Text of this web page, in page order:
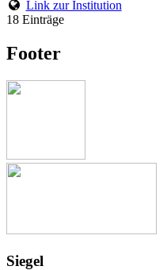
Link zur Institution
18 Einträge
Footer
Siegel